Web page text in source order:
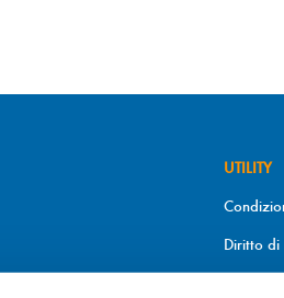
UTILITY
Diritto di